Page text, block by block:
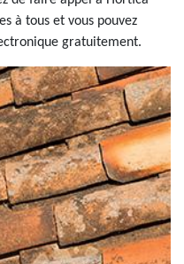
à tous et vous pouvez
gratuitement.